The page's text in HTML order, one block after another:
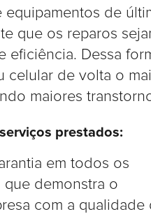
de
que os reparos
eficiência. Dessa
celular de volta o
maiores
prestados:
em todos os
demonstra o
com a qualidade